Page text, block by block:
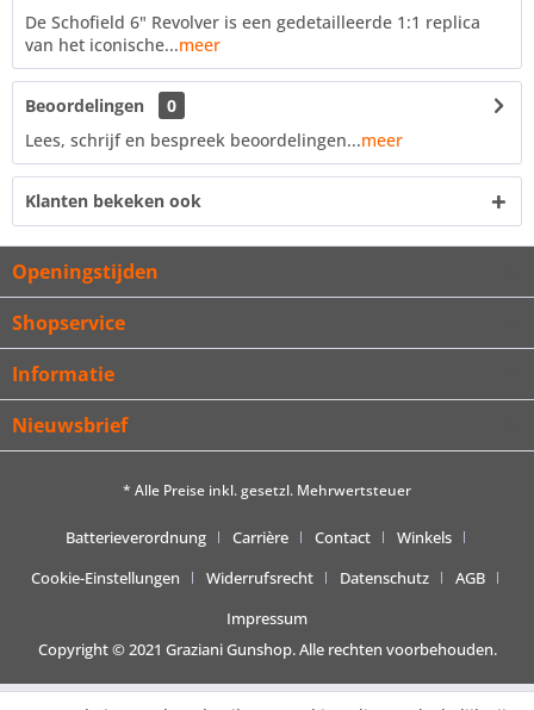
De Schofield 6" Revolver is een gedetailleerde 1:1 replica
van het iconische...meer
Beoordelingen
0
Lees, schrijf en bespreek beoordelingen...meer
Klanten bekeken ook
Openingstijden
Shopservice
Informatie
Nieuwsbrief
* Alle Preise inkl. gesetzl. Mehrwertsteuer
Batterieverordnung Carrière Contact
Winkels
Cookie-Einstellungen
Widerrufsrecht Datenschutz
AGB
Impressum
Copyright © 2021 Graziani Gunshop. Alle rechten voorbehouden.